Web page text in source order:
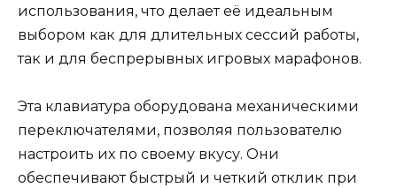
использования, что делает её идеальным
выбором как для длительных сессий работы,
так и для беспрерывных игровых марафонов.
Эта клавиатура оборудована механическими
переключателями, позволяя пользователю
настроить их по своему вкусу. Они
обеспечивают быстрый и четкий отклик при